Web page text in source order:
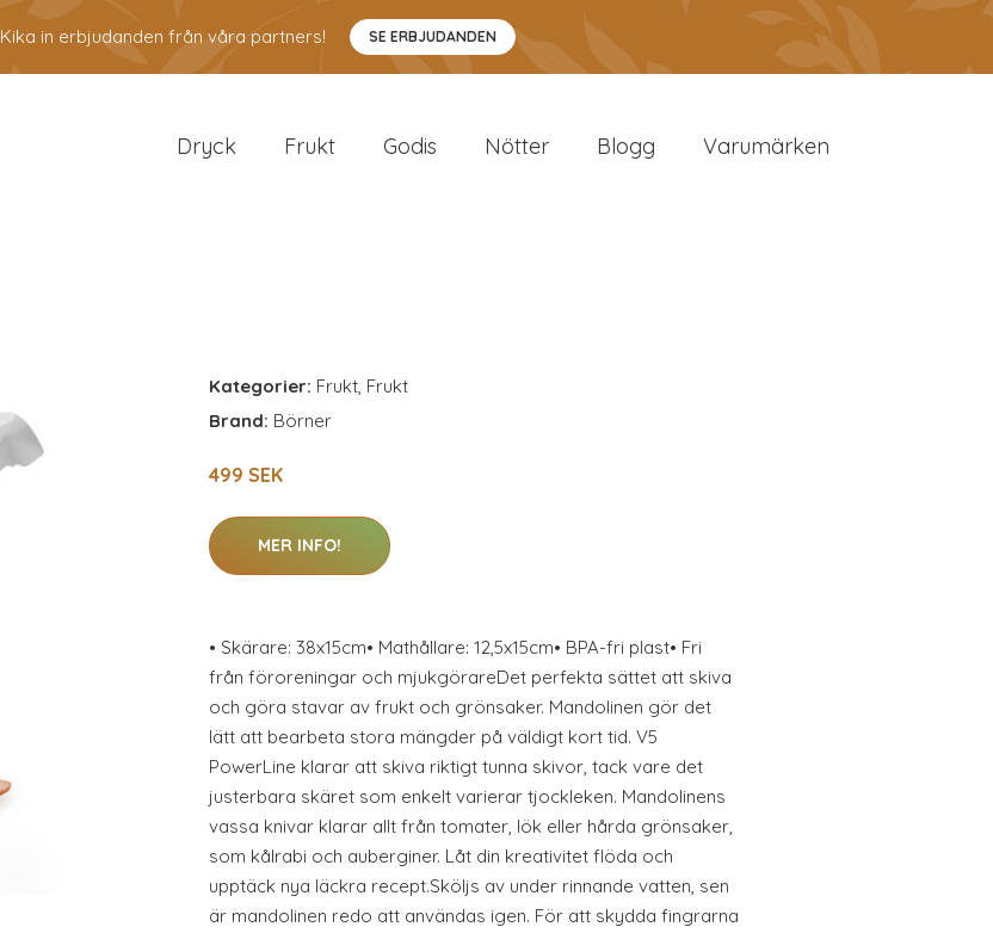
Kika in erbjudanden från våra partners! SE ERBJUDANDEN
Dryck Frukt Godis Nötter Blogg Varumärken
Kategorier: Frukt, Frukt
Brand: Börner
499 SEK
MER INFO!
• Skärare: 38x15cm• Mathållare: 12,5x15cm• BPA-fri plast• Fri
från föroreningar och mjukgörareDet perfekta sättet att skiva
och göra stavar av frukt och grönsaker. Mandolinen gör det
lätt att bearbeta stora mängder på väldigt kort tid. V5
PowerLine klarar att skiva riktigt tunna skivor, tack vare det
justerbara skäret som enkelt varierar tjockleken. Mandolinens
vassa knivar klarar allt från tomater, lök eller hårda grönsaker,
som kålrabi och auberginer. Låt din kreativitet flöda och
upptäck nya läckra recept.Sköljs av under rinnande vatten, sen
är mandolinen redo att användas igen. För att skydda fingrarna